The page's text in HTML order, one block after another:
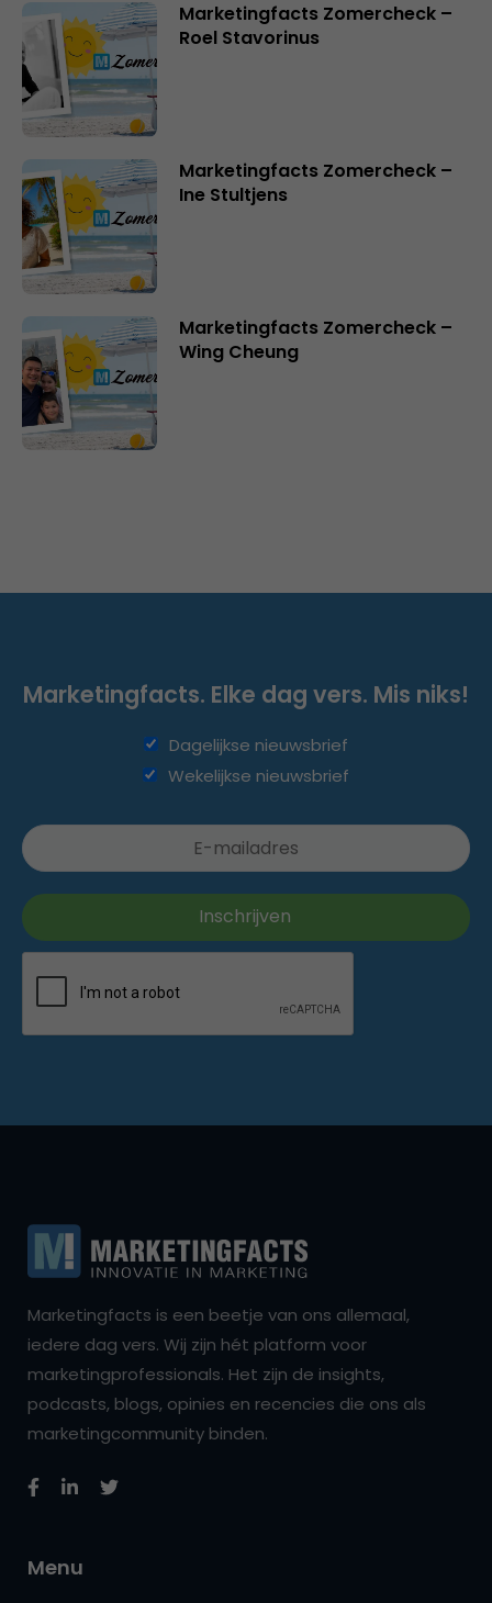
Marketingfacts Zomercheck –
Roel Stavorinus
Marketingfacts Zomercheck –
Ine Stultjens
Marketingfacts Zomercheck –
Wing Cheung
Marketingfacts. Elke dag vers. Mis niks!
Dagelijkse nieuwsbrief
Wekelijkse nieuwsbrief
Marketingfacts is een beetje van ons allemaal,
iedere dag vers. Wij zijn hét platform voor
marketingprofessionals. Het zijn de insights,
podcasts, blogs, opinies en recencies die ons als
marketingcommunity binden.
Menu